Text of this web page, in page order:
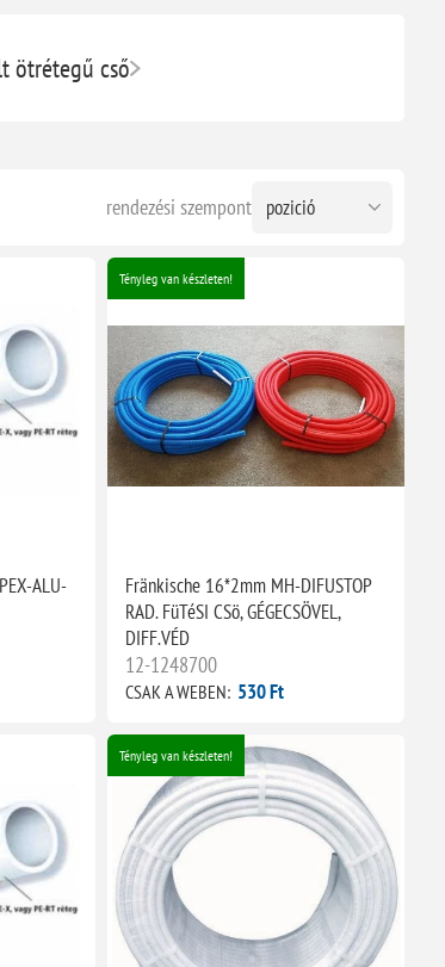
ötrétegű cső
rendezési szempont
ALU-
Tényleg van készleten!
Fränkische 16*2mm MH-DIFUSTOP
RAD. FüTéSI CSö, GÉGECSÖVEL,
DIFF.VÉD
12-1248700
CSAK A WEBEN: 530 Ft
Tényleg van készleten!